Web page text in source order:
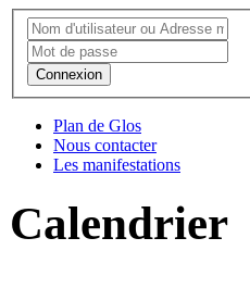
Connexion
Plan de Glos
Nous contacter
Les manifestations
Calendrier